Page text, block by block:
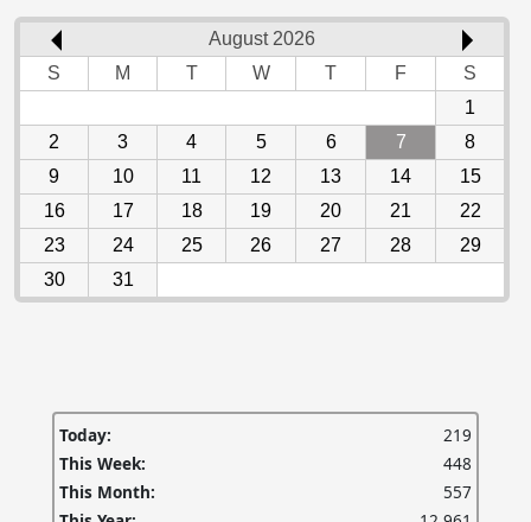
August 2026
S
M T W T F
S
1
2
3 4 5 6 7
8
9
10 11 12 13 14
15
16
17 18 19 20 21
22
23
24 25 26 27 28
29
30
31
Today:
219
This Week:
448
This Month:
557